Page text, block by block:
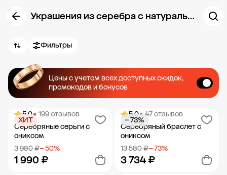
Украшения из серебра с натуральными камнями
Фильтры
Цены с учетом всех доступных скидок,
промокодов и бонусов
5.0• 199 отзывов
Серебряные серьги с
ониксом
3 980 ₽− 50%
1 990 ₽
ХИТ
5.0• 47 отзывов
Серебряный браслет с
ониксом
13 580 ₽− 73%
3 734 ₽
− 73%